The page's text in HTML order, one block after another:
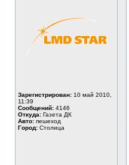
Зарегистрирован: 10 май 2010,
11:39
Сообщений: 4146
Откуда: Газета ДК
Авто: пешеход
Город: Столица